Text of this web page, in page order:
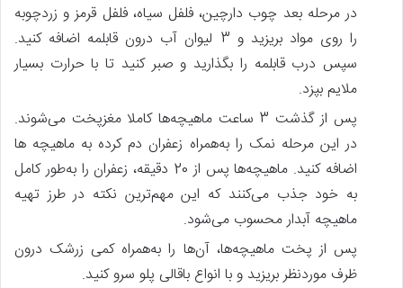
در مرحله بعد چوب دارچین، فلفل سیاه، فلفل قرمز و زردچوبه
را روی مواد بریزید و 3 لیوان آب درون قابلمه اضافه کنید.
سپس درب قابلمه را بگذارید و صبر کنید تا با حرارت بسیار
ملایم بپزد.
پس‌ از گذشت 3 ساعت ماهیچه‌ها کاملا مغزپخت می‌شوند.
در این مرحله نمک را به‌همراه زعفران دم کرده به ماهیچه ها
اضافه کنید. ماهیچه‌ها پس‌ از 20 دقیقه، زعفران را به‌طور کامل
به خود جذب می‌کنند که این مهم‌ترین نکته در طرز تهیه
ماهیچه آبدار محسوب می‌شود.
پس‌ از پخت ماهیچه‌ها، آن‌ها را به‌همراه کمی زرشک درون
ظرف موردنظر بریزید و با انواع باقالی پلو سرو کنید.